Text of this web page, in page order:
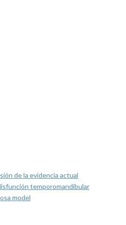
de la evidencia actual
temporomandibular
model